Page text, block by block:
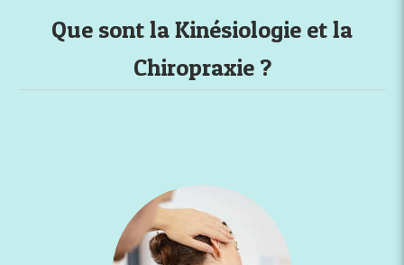
Que sont la Kinésiologie et la
Chiropraxie ?